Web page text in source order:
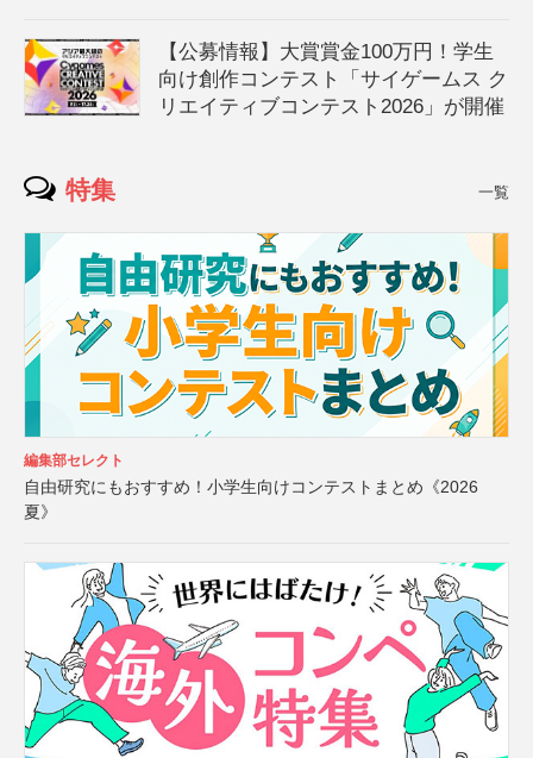
【公募情報】大賞賞金100万円！学生
向け創作コンテスト「サイゲームス ク
リエイティブコンテスト2026」が開催
特集 一覧
編集部セレクト
自由研究にもおすすめ！小学生向けコンテストまとめ《2026
夏》